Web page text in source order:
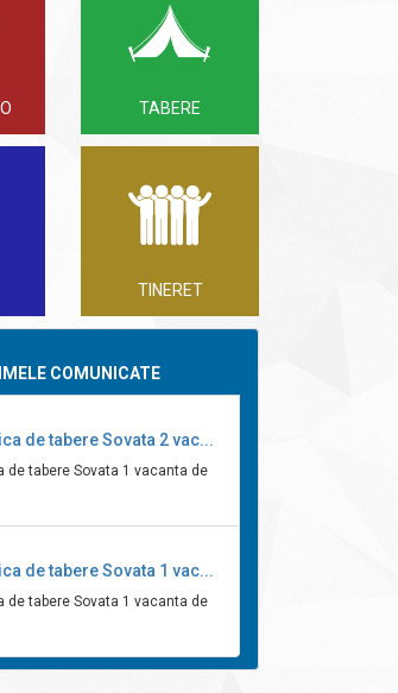
TABERE
TINERET
COMUNICATE
de tabere Sovata 2 vac...
de tabere Sovata 1 vacanta de
de tabere Sovata 1 vac...
de tabere Sovata 1 vacanta de